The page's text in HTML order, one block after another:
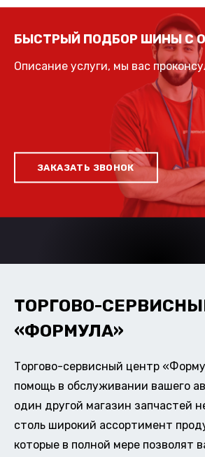
БЫСТРЫЙ ПОДБОР ШИНЫ С
Описание услуги, мы вас
ЗАКАЗАТЬ ЗВОНОК
ТОРГОВО-
«ФОРМУЛА»
Торгово-сервисный центр
помощь в обслуживании вашего
один другой магазин запчастей
столь широкий ассортимент
которые в полной мере позволят